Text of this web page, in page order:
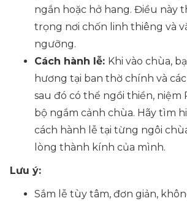
ngắn hoặc hở hang. Điều này
trọng nơi chốn linh thiêng và
ngưỡng.
Cách hành lễ: Khi vào chùa,
hương tại ban thờ chính và
sau đó có thể ngồi thiền, niệm
bộ ngắm cảnh chùa. Hãy tìm
cách hành lễ tại từng ngôi
lòng thành kính của mình.
Lưu ý:
Sắm lễ tùy tâm, đơn giản,